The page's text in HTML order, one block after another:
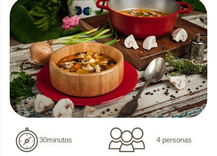
30minutos 4 personas